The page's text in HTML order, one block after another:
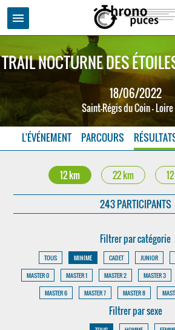
menu
TRAIL NOCTURNE DES
18/06/2022
Saint-Régis du Coin -
L'ÉVÉNEMENT PARCOURS
12 km 22 km
243 PARTICIPANTS
Filtrer par catégorie
TOUS MINIME CADET JUNIOR
MASTER 0
MASTER 1 MASTER 2 MASTER 3
MASTER 6
MASTER 7 MASTER 8
Filtrer par sexe